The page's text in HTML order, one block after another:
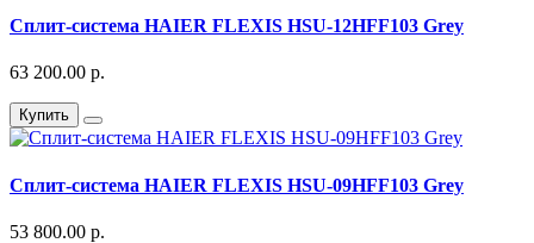
Сплит-система HAIER FLEXIS HSU-12HFF103 Grey
63 200.00 р.
Купить
Сплит-система HAIER FLEXIS HSU-09HFF103 Grey
53 800.00 р.